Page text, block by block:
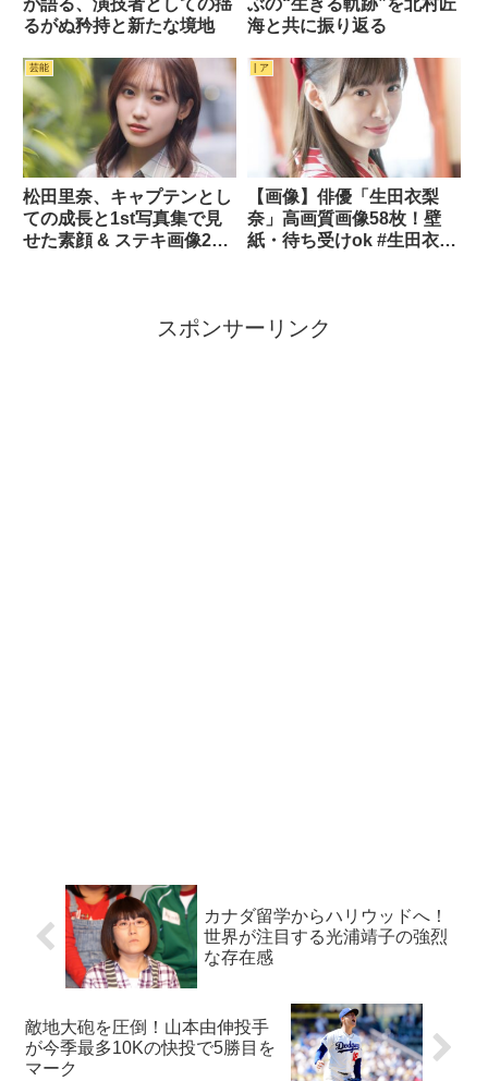
るがぬ矜持と新たな境地
海と共に振り返る
芸能
松田里奈、キャプテンとし
ての成長と1st写真集で見
せた素顔 & ステキ画像23
| ア
【画像】俳優「生田衣梨
奈」高画質画像58枚！壁
紙・待ち受けok #生田衣梨
スポンサーリンク
カナダ留学からハリウッドへ！
世界が注目する光浦靖子の強烈
な存在感
敵地大砲を圧倒！山本由伸投手
が今季最多10Kの快投で5勝目を
マーク